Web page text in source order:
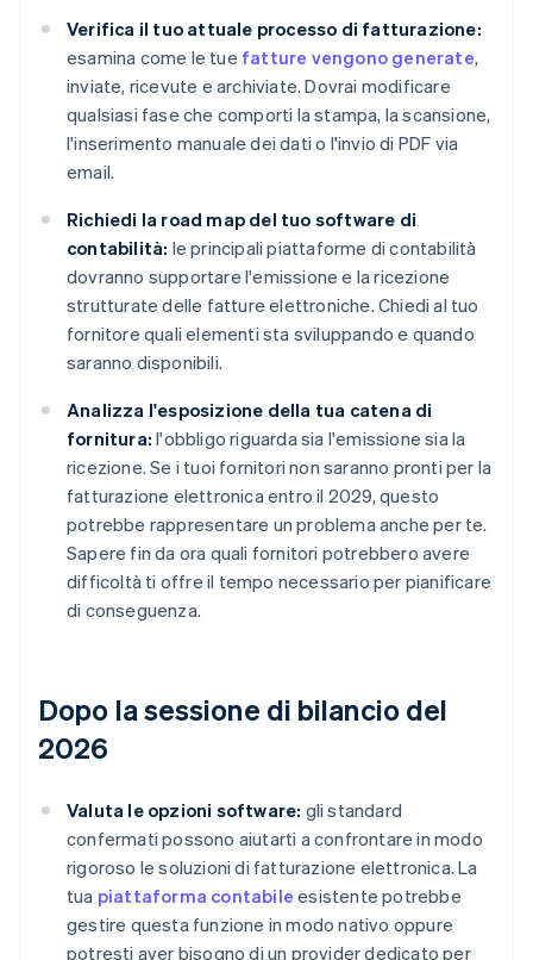
Verifica il tuo attuale processo di fatturazione:
esamina come le tue fatture vengono generate,
inviate, ricevute e archiviate. Dovrai modificare
qualsiasi fase che comporti la stampa, la scansione,
l'inserimento manuale dei dati o l'invio di PDF via
email.
Richiedi la road map del tuo software di
contabilità: le principali piattaforme di contabilità
dovranno supportare l'emissione e la ricezione
strutturate delle fatture elettroniche. Chiedi al tuo
fornitore quali elementi sta sviluppando e quando
saranno disponibili.
Analizza l'esposizione della tua catena di
fornitura: l'obbligo riguarda sia l'emissione sia la
ricezione. Se i tuoi fornitori non saranno pronti per la
fatturazione elettronica entro il 2029, questo
potrebbe rappresentare un problema anche per te.
Sapere fin da ora quali fornitori potrebbero avere
difficoltà ti offre il tempo necessario per pianificare
di conseguenza.
Dopo la sessione di bilancio del
2026
Valuta le opzioni software: gli standard
confermati possono aiutarti a confrontare in modo
rigoroso le soluzioni di fatturazione elettronica. La
tua piattaforma contabile esistente potrebbe
gestire questa funzione in modo nativo oppure
potresti aver bisogno di un provider dedicato per